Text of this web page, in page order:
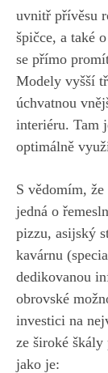
uvnitř přívěsu
špičce, a také
se přímo
Modely vyšší
úchvatnou
interiéru. Tam
optimálně
S vědomím,
jedná o
pizzu, asijský
kavárnu
dedikovanou
obrovské
investici na
ze široké
jako je: